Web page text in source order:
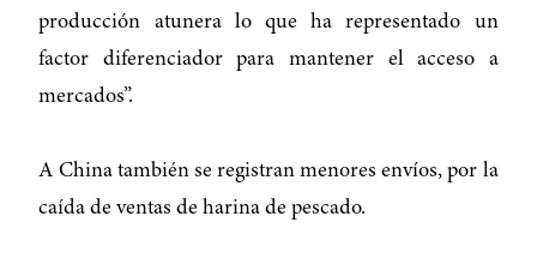
producción atunera lo que ha representado un
factor diferenciador para mantener el acceso a
mercados”.
A China también se registran menores envíos, por la
caída de ventas de harina de pescado.